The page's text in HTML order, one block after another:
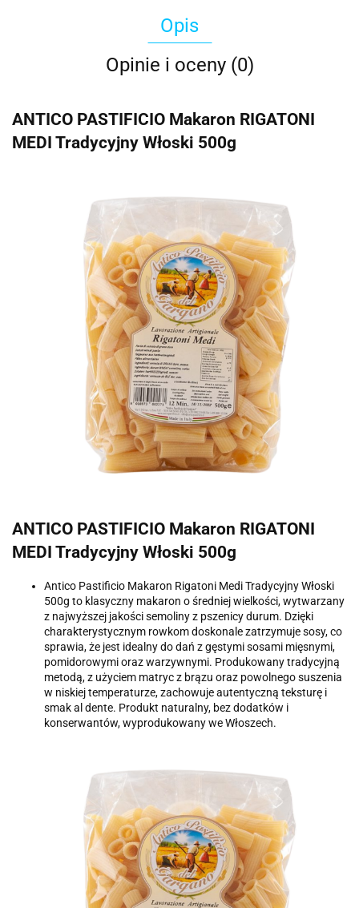
Opis
Opinie i oceny (0)
ANTICO PASTIFICIO Makaron RIGATONI
MEDI Tradycyjny Włoski 500g
ANTICO PASTIFICIO Makaron RIGATONI
MEDI Tradycyjny Włoski 500g
Antico Pastificio Makaron Rigatoni Medi Tradycyjny Włoski
500g to klasyczny makaron o średniej wielkości, wytwarzany
z najwyższej jakości semoliny z pszenicy durum. Dzięki
charakterystycznym rowkom doskonale zatrzymuje sosy, co
sprawia, że jest idealny do dań z gęstymi sosami mięsnymi,
pomidorowymi oraz warzywnymi. Produkowany tradycyjną
metodą, z użyciem matryc z brązu oraz powolnego suszenia
w niskiej temperaturze, zachowuje autentyczną teksturę i
smak al dente. Produkt naturalny, bez dodatków i
konserwantów, wyprodukowany we Włoszech.